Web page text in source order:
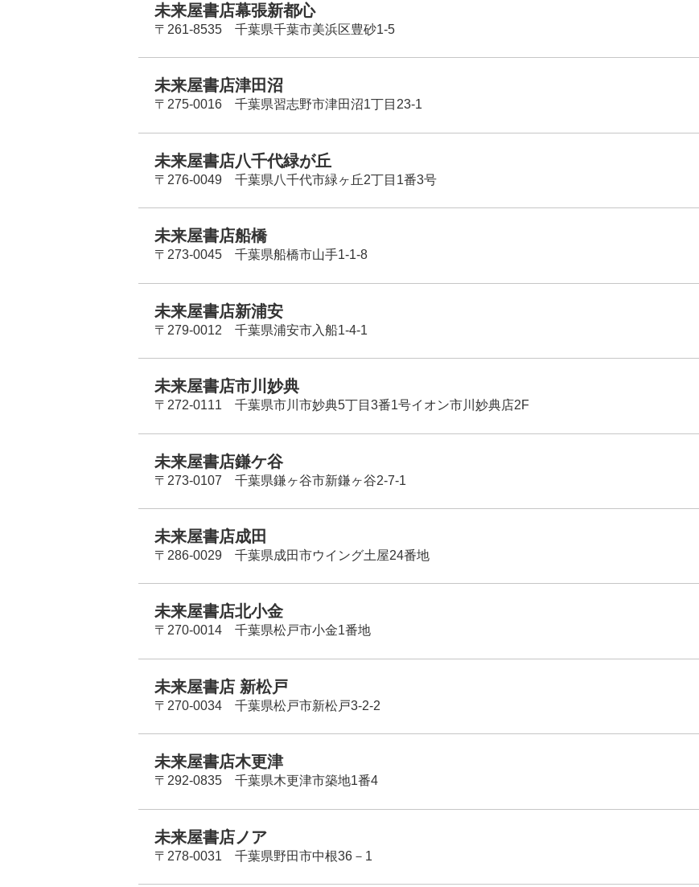
未来屋書店幕張新都心
〒261-8535 千葉県千葉市美浜区豊砂1-5
未来屋書店津田沼
〒275-0016 千葉県習志野市津田沼1丁目23-1
未来屋書店八千代緑が丘
〒276-0049 千葉県八千代市緑ヶ丘2丁目1番3号
未来屋書店船橋
〒273-0045 千葉県船橋市山手1-1-8
未来屋書店新浦安
〒279-0012 千葉県浦安市入船1-4-1
未来屋書店市川妙典
〒272-0111 千葉県市川市妙典5丁目3番1号イオン市川妙典店2F
未来屋書店鎌ケ谷
〒273-0107 千葉県鎌ヶ谷市新鎌ヶ谷2-7-1
未来屋書店成田
〒286-0029 千葉県成田市ウイング土屋24番地
未来屋書店北小金
〒270-0014 千葉県松戸市小金1番地
未来屋書店 新松戸
〒270-0034 千葉県松戸市新松戸3-2-2
未来屋書店木更津
〒292-0835 千葉県木更津市築地1番4
未来屋書店ノア
〒278-0031 千葉県野田市中根36－1